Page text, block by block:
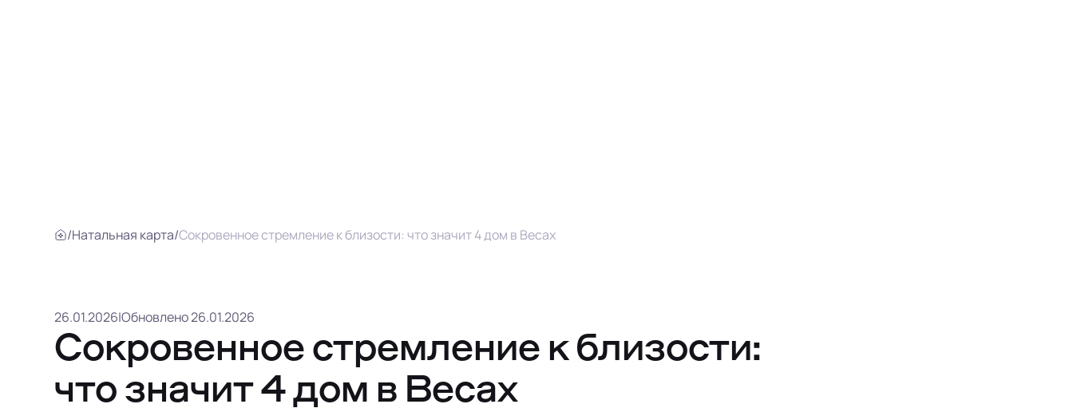
/Натальная карта/Сокровенное стремление к близости: что значит 4 дом в Весах
26.01.2026|Обновлено 26.01.2026
Сокровенное стремление к близости:
что значит 4 дом в Весах